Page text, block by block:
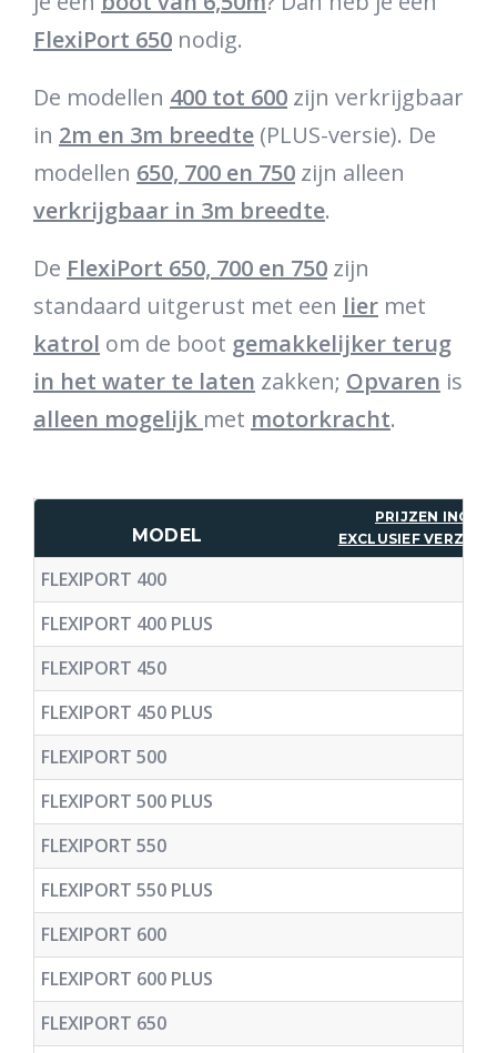
FlexiPort 650 nodig.
De modellen 400 tot 600 zijn verkrijgbaar
in 2m en 3m breedte (PLUS-versie). De
modellen 650, 700 en 750 zijn alleen
verkrijgbaar in 3m breedte.
De FlexiPort 650, 700 en 750 zijn
standaard uitgerust met een lier met
katrol om de boot gemakkelijker terug
in het water te laten zakken; Opvaren is
alleen mogelijk met motorkracht.
MODEL
PRIJZEN INCL.
EXCLUSIEF
FLEXIPORT 400
FLEXIPORT 400 PLUS
FLEXIPORT 450
FLEXIPORT 450 PLUS
FLEXIPORT 500
FLEXIPORT 500 PLUS
FLEXIPORT 550
FLEXIPORT 550 PLUS
FLEXIPORT 600
FLEXIPORT 600 PLUS
FLEXIPORT 650